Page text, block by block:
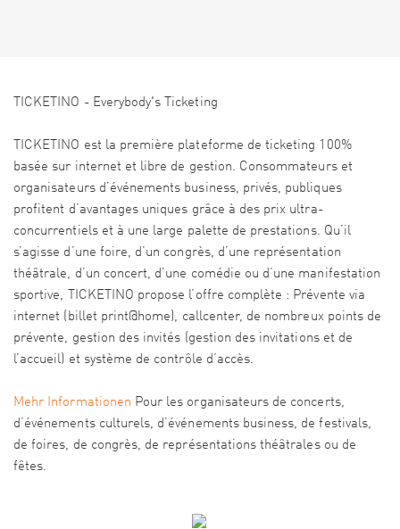
TICKETINO - Everybody's Ticketing
TICKETINO est la première plateforme de ticketing 100%
basée sur internet et libre de gestion. Consommateurs et
organisateurs d’événements business, privés, publiques
profitent d’avantages uniques grâce à des prix ultra-
concurrentiels et à une large palette de prestations. Qu’il
s’agisse d’une foire, d’un congrès, d’une représentation
théâtrale, d’un concert, d’une comédie ou d’une manifestation
sportive, TICKETINO propose l’offre complète : Prévente via
internet (billet print@home), callcenter, de nombreux points de
prévente, gestion des invités (gestion des invitations et de
l’accueil) et système de contrôle d’accès.
Mehr Informationen Pour les organisateurs de concerts,
d’événements culturels, d’événements business, de festivals,
de foires, de congrès, de représentations théâtrales ou de
fêtes.